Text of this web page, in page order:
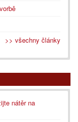
>> všechny články
nátěr na